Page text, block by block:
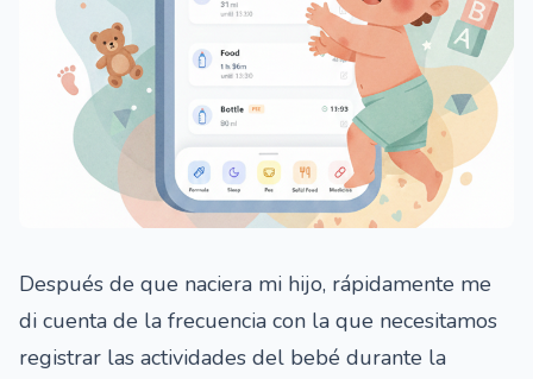
Después de que naciera mi hijo, rápidamente me
di cuenta de la frecuencia con la que necesitamos
registrar las actividades del bebé durante la